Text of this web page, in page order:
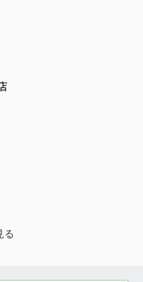
る